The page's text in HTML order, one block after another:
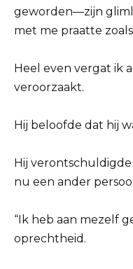
geworden—zijn
met me praatte
Heel even vergat ik
veroorzaakt.
Hij beloofde dat hij
Hij
nu een ander
“Ik heb aan mezelf
oprechtheid.